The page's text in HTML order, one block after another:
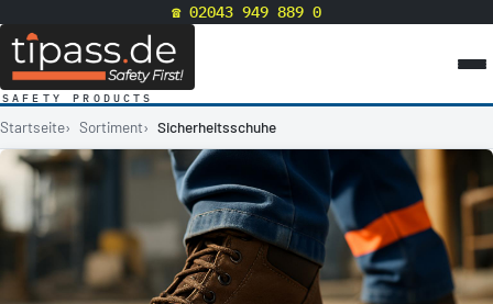
☎ 02043 949 889 0
SAFETY PRODUCTS
Startseite Sortiment Sicherheitsschuhe